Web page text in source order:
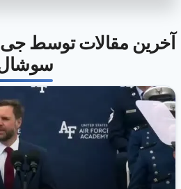
آخرین مقالات توسط